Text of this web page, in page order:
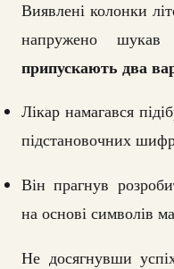
Виявлені колонки
напружено
припускають два
Лікар намагався
підстановочних
Він прагнув
на основі символів
Не досягнувши